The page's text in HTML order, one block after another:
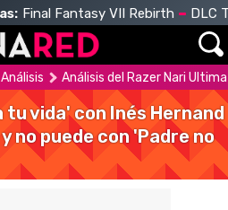
Final Fantasy VII Rebirth DLC
Análisis Análisis del Razer Nari
tu vida' con Inés Hernand
no puede con 'Padre no